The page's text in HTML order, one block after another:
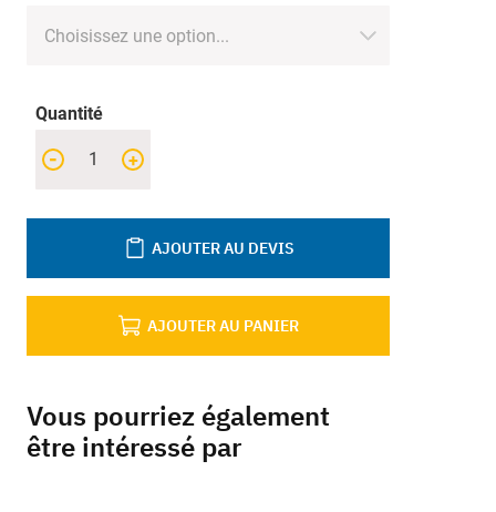
Quantité
+
-
AJOUTER AU PANIER
AJOUTER AU DEVIS
Vous pourriez également
être intéressé par